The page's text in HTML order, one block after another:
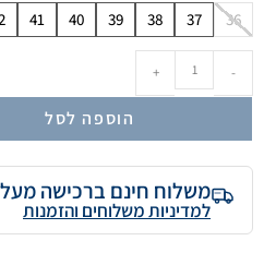
36
37
38
39
40
41
-
+
הוספה לסל
משלוח חינם ברכישה מעל ₪299
למדיניות משלוחים והזמנות